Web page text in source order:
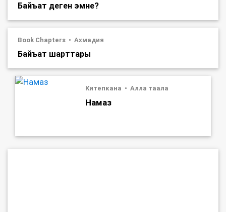
Байъат деген эмне?
Book Chapters Ахмадия
Байъат шарттары
Китепкана Алла таала
Намаз